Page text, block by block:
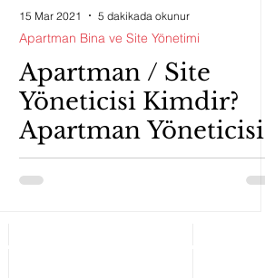
15 Mar 2021 5 dakikada okunur
Apartman Bina ve Site Yönetimi
Apartman / Site
Yöneticisi Kimdir?
Apartman Yöneticisi
Nasıl Seçilir?
Görevleri Nelerdir?